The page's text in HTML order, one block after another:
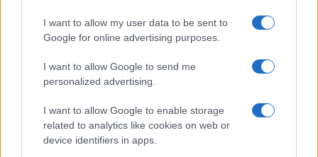
I want to allow my user data to be sent to
Google for online advertising purposes.
I want to allow Google to send me
personalized advertising.
I want to allow Google to enable storage
related to analytics like cookies on web or
device identifiers in apps.
2026
Le ultime offerte di lavoro a Olbia e in Gallura
Cumuli di rifiuti a Santa Teresa Gallura, la
segnalazione dei residenti